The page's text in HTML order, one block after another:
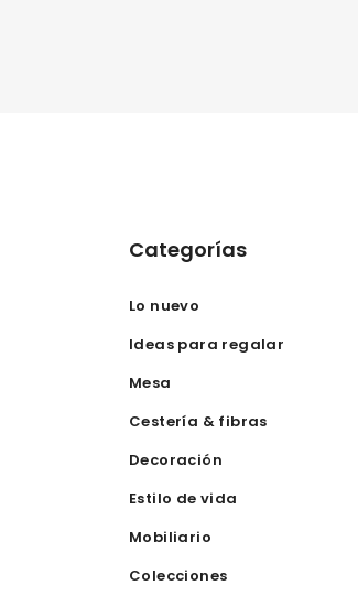
Categorías
Lo nuevo
Ideas para regalar
Mesa
Cestería & fibras
Decoración
Estilo de vida
Mobiliario
Colecciones